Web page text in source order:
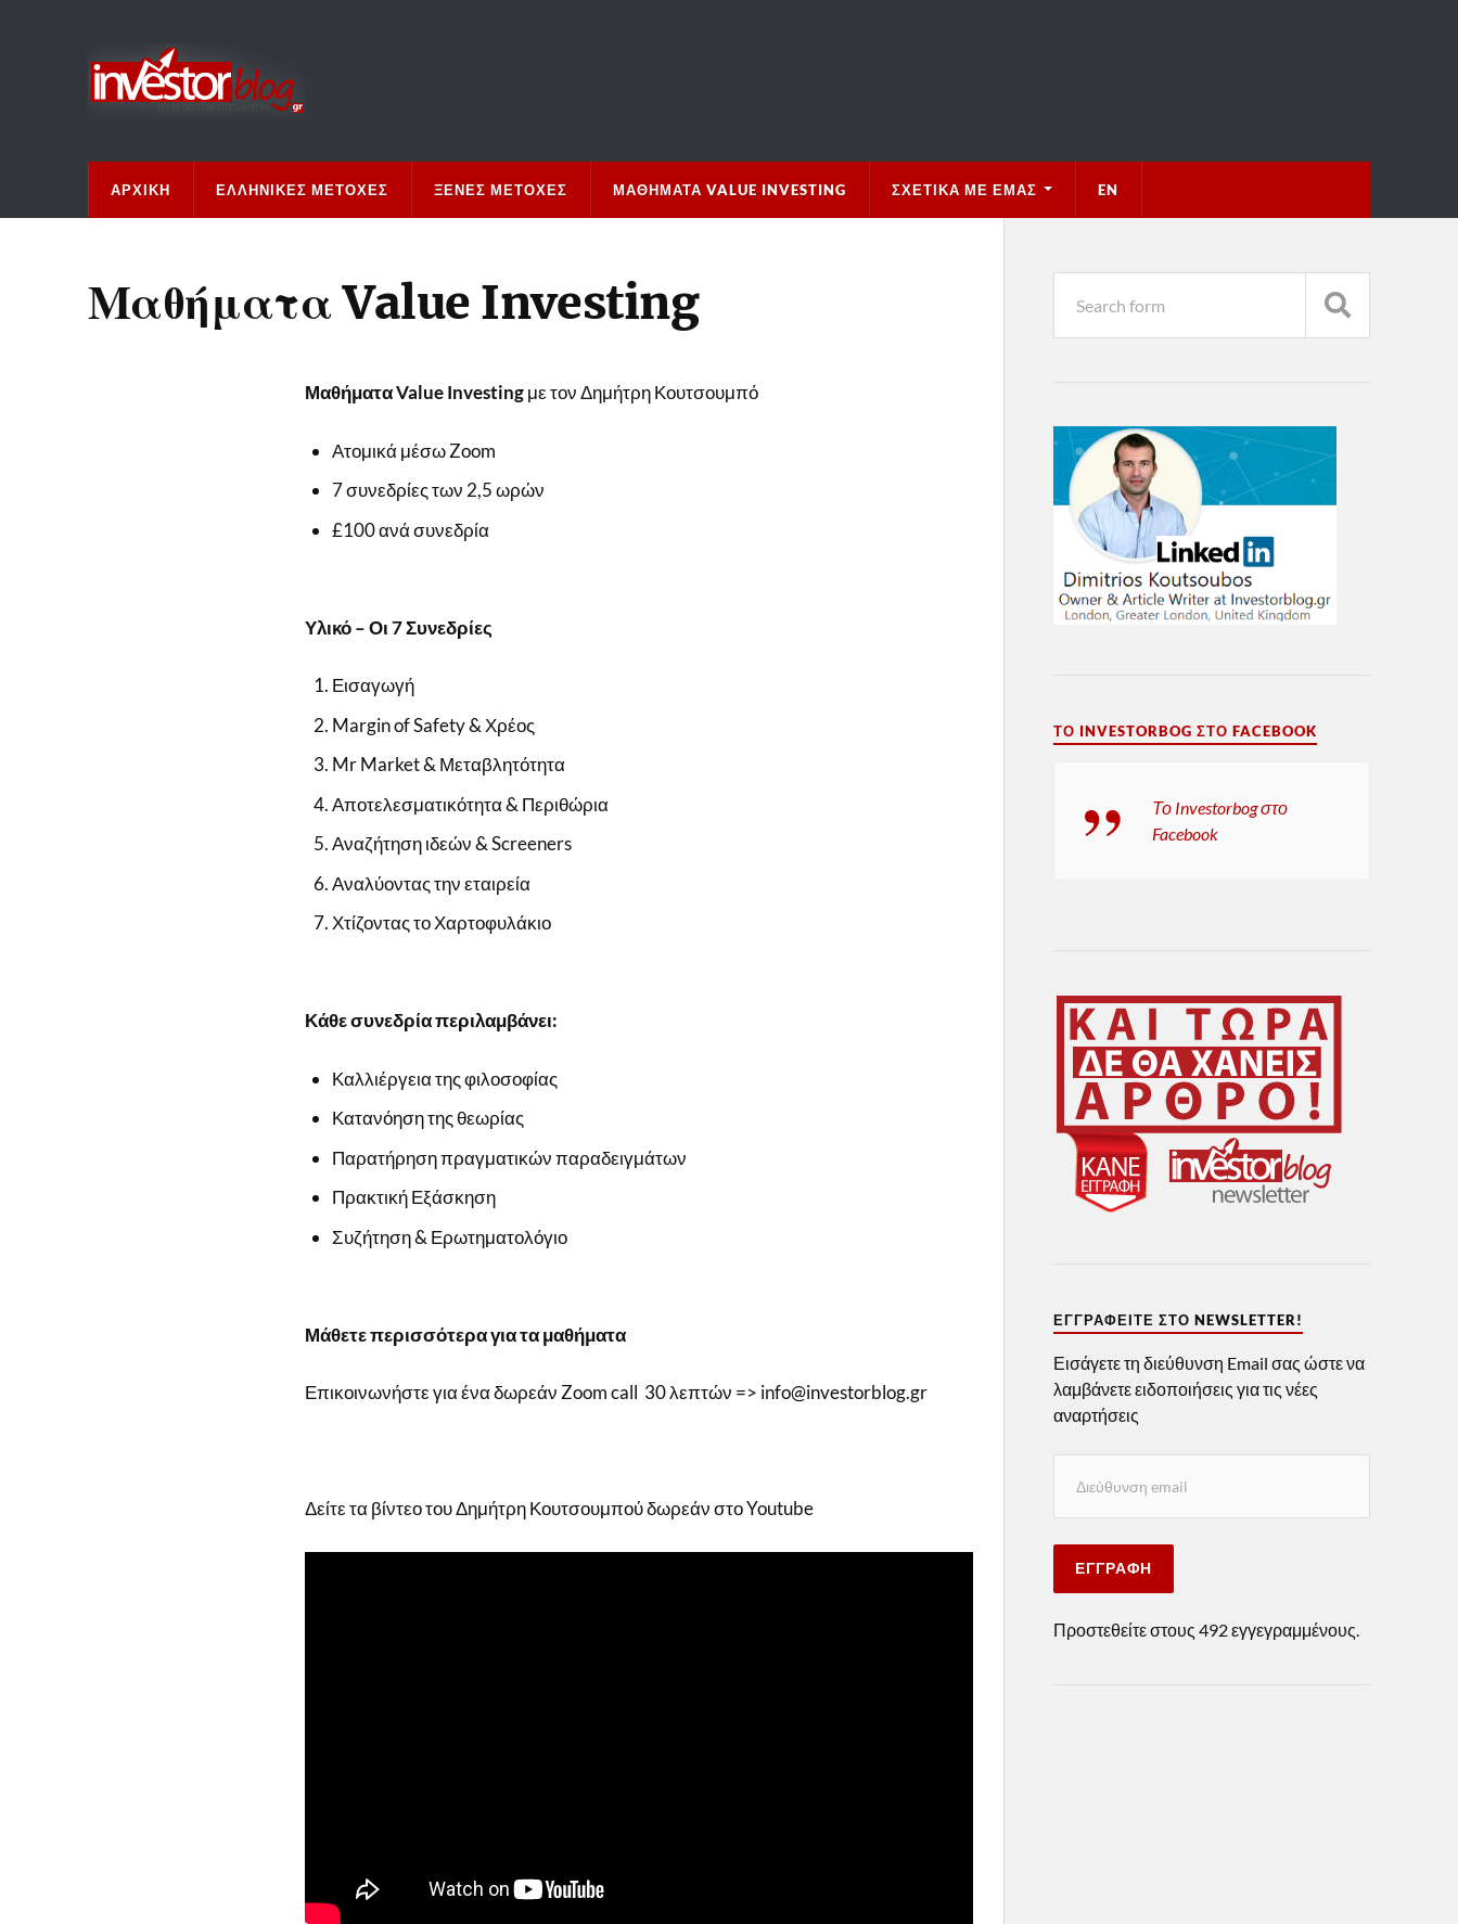
ΑΡΧΙΚΉ ΕΛΛΗΝΙΚΈΣ ΜΕΤΟΧΈΣ ΞΈΝΕΣ ΜΕΤΟΧΈΣ ΜΑΘΉΜΑΤΑ VALUE INVESTING ΣΧΕΤΙΚΆ ΜΕ ΕΜΆΣ EN
Μαθήματα Value Investing
Μαθήματα Value Investingμε τον Δημήτρη Κουτσουμπό
Ατομικά μέσω Zoom
7 συνεδρίες των 2,5 ωρών
£100 ανά συνεδρία
Υλικό – Οι 7 Συνεδρίες
Εισαγωγή
Margin of Safety & Χρέος
Mr Market & Μεταβλητότητα
Αποτελεσματικότητα & Περιθώρια
Αναζήτηση ιδεών & Screeners
Αναλύοντας την εταιρεία
Χτίζοντας το Χαρτοφυλάκιο
Κάθε συνεδρία περιλαμβάνει:
Καλλιέργεια της φιλοσοφίας
Κατανόηση της θεωρίας
Παρατήρηση πραγματικών παραδειγμάτων
Πρακτική Εξάσκηση
Συζήτηση & Ερωτηματολόγιο
Μάθετε περισσότερα για τα μαθήματα
Επικοινωνήστε για ένα δωρεάν Zoom call 30 λεπτών => info@investorblog.gr
Δείτε τα βίντεο του Δημήτρη Κουτσουμπού δωρεάν στο Youtube
ΤΟ INVESTORBOG ΣΤΟ FACEBOOK
Το Investorbog στο
Facebook
ΕΓΓΡΑΦΕΊΤΕ ΣΤΟ NEWSLETTER!
Εισάγετε τη διεύθυνση Email σας ώστε να
λαμβάνετε ειδοποιήσεις για τις νέες
αναρτήσεις
ΕΓΓΡΑΦΉ
Προστεθείτε στους 492 εγγεγραμμένους.